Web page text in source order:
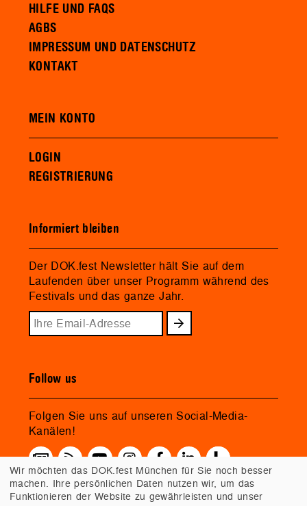
HILFE UND FAQS
AGBS
IMPRESSUM UND DATENSCHUTZ
KONTAKT
MEIN KONTO
LOGIN
REGISTRIERUNG
Informiert bleiben
Der DOK.fest Newsletter hält Sie auf dem
Laufenden über unser Programm während des
Festivals und das ganze Jahr.
Follow us
Folgen Sie uns auf unseren Social-Media-
Kanälen!
Wir möchten das DOK.fest München für Sie noch besser
machen. Ihre persönlichen Daten nutzen wir, um das
Funktionieren der Website zu gewährleisten und unser